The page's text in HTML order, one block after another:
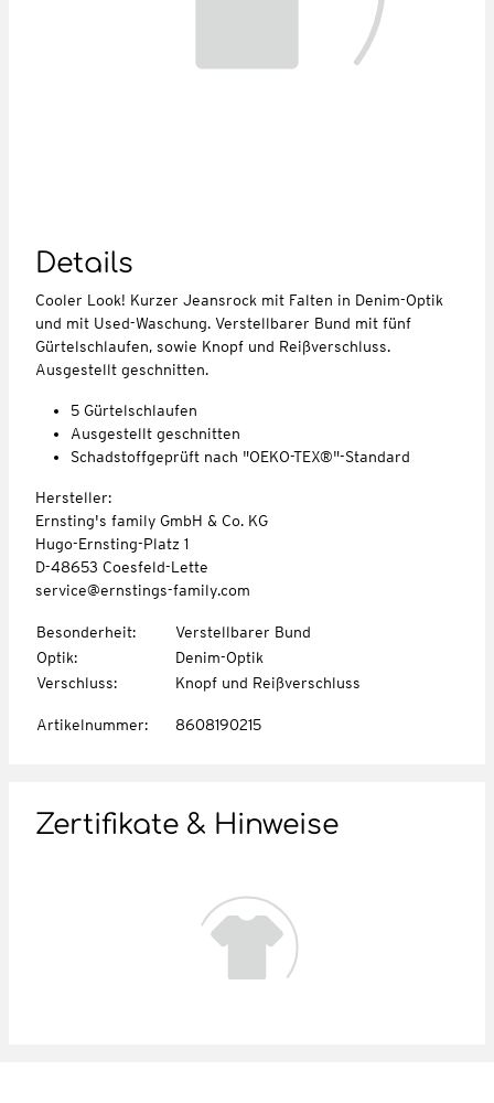
Details
Cooler Look! Kurzer Jeansrock mit Falten in Denim-Optik
und mit Used-Waschung. Verstellbarer Bund mit fünf
Gürtelschlaufen, sowie Knopf und Reißverschluss.
Ausgestellt geschnitten.
5 Gürtelschlaufen
Ausgestellt geschnitten
Schadstoffgeprüft nach "OEKO-TEX®"-Standard
Hersteller:
Ernsting's family GmbH & Co. KG
Hugo-Ernsting-Platz 1
D-48653 Coesfeld-Lette
service@ernstings-family.com
Besonderheit:
Verstellbarer Bund
Optik:
Denim-Optik
Verschluss: Knopf und Reißverschluss
Artikelnummer: 8608190215
Zertifikate & Hinweise